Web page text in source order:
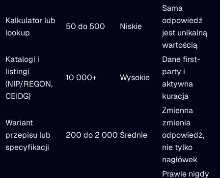
Kalkulator lub
lookup
50 do 500 Niskie
Sama
odpowiedź
jest unikalną
wartością
Katalogi i
listingi
(NIP/REGON,
CEIDG)
10 000+ Wysokie
Dane first-
party i
aktywna
kuracja
Wariant
przepisu lub
specyfikacji
200 do 2 000 Średnie
Zmienna
zmienia
odpowiedź,
nie tylko
nagłówek
Prawie nigdy